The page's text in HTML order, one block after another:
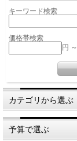
キーワード検索
価格帯検索
円 ～
カテゴリから選ぶ
予算で選ぶ